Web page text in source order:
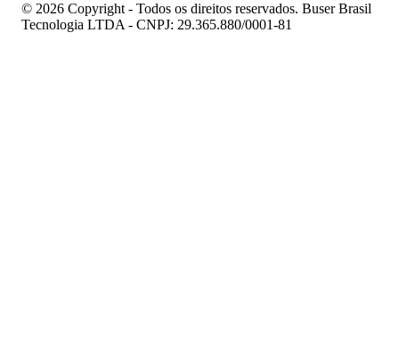
© 2026 Copyright - Todos os direitos reservados. Buser Brasil
Tecnologia LTDA - CNPJ: 29.365.880/0001-81